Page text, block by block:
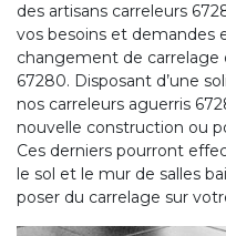
des artisans carreleurs
vos besoins et demandes
changement de carrelage
67280. Disposant d’une
nos carreleurs aguerris
nouvelle construction ou
Ces derniers pourront
le sol et le mur de salles
poser du carrelage sur